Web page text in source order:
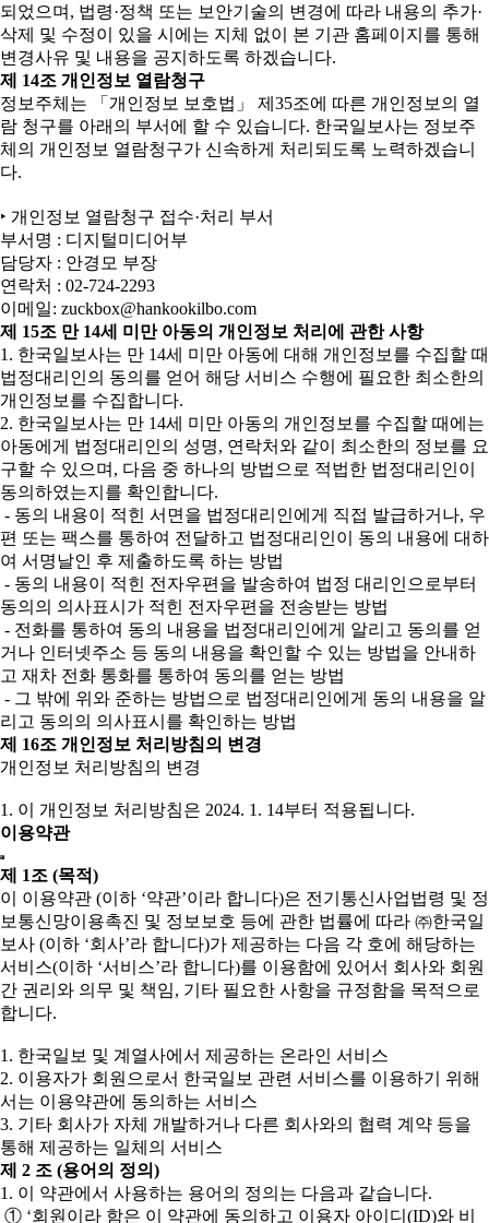
되었으며, 법령·정책 또는 보안기술의 변경에 따라 내용의 추가·
삭제 및 수정이 있을 시에는 지체 없이 본 기관 홈페이지를 통해
변경사유 및 내용을 공지하도록 하겠습니다.
제 14조 개인정보 열람청구
정보주체는 「개인정보 보호법」 제35조에 따른 개인정보의 열
람 청구를 아래의 부서에 할 수 있습니다. 한국일보사는 정보주
체의 개인정보 열람청구가 신속하게 처리되도록 노력하겠습니
다.
‣ 개인정보 열람청구 접수·처리 부서
부서명 : 디지털미디어부
담당자 : 안경모 부장
연락처 : 02-724-2293
이메일: zuckbox@hankookilbo.com
제 15조 만 14세 미만 아동의 개인정보 처리에 관한 사항
1. 한국일보사는 만 14세 미만 아동에 대해 개인정보를 수집할 때
법정대리인의 동의를 얻어 해당 서비스 수행에 필요한 최소한의
개인정보를 수집합니다.
2. 한국일보사는 만 14세 미만 아동의 개인정보를 수집할 때에는
아동에게 법정대리인의 성명, 연락처와 같이 최소한의 정보를 요
구할 수 있으며, 다음 중 하나의 방법으로 적법한 법정대리인이
동의하였는지를 확인합니다.
- 동의 내용이 적힌 서면을 법정대리인에게 직접 발급하거나, 우
편 또는 팩스를 통하여 전달하고 법정대리인이 동의 내용에 대하
여 서명날인 후 제출하도록 하는 방법
- 동의 내용이 적힌 전자우편을 발송하여 법정 대리인으로부터
동의의 의사표시가 적힌 전자우편을 전송받는 방법
- 전화를 통하여 동의 내용을 법정대리인에게 알리고 동의를 얻
거나 인터넷주소 등 동의 내용을 확인할 수 있는 방법을 안내하
고 재차 전화 통화를 통하여 동의를 얻는 방법
- 그 밖에 위와 준하는 방법으로 법정대리인에게 동의 내용을 알
리고 동의의 의사표시를 확인하는 방법
제 16조 개인정보 처리방침의 변경
개인정보 처리방침의 변경
1. 이 개인정보 처리방침은 2024. 1. 14부터 적용됩니다.
이용약관
제 1조 (목적)
이 이용약관 (이하 ‘약관’이라 합니다)은 전기통신사업법령 및 정
보통신망이용촉진 및 정보보호 등에 관한 법률에 따라 ㈜한국일
보사 (이하 ‘회사’라 합니다)가 제공하는 다음 각 호에 해당하는
서비스(이하 ‘서비스’라 합니다)를 이용함에 있어서 회사와 회원
간 권리와 의무 및 책임, 기타 필요한 사항을 규정함을 목적으로
합니다.
1. 한국일보 및 계열사에서 제공하는 온라인 서비스
2. 이용자가 회원으로서 한국일보 관련 서비스를 이용하기 위해
서는 이용약관에 동의하는 서비스
3. 기타 회사가 자체 개발하거나 다른 회사와의 협력 계약 등을
통해 제공하는 일체의 서비스
제 2 조 (용어의 정의)
1. 이 약관에서 사용하는 용어의 정의는 다음과 같습니다.
① ‘회원이라 함은 이 약관에 동의하고 이용자 아이디(ID)와 비